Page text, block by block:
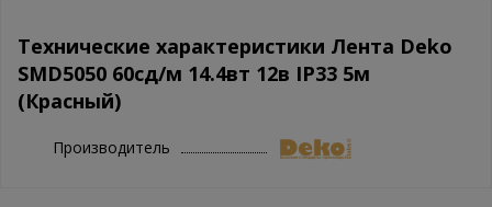
Технические характеристики Лента Deko
SMD5050 60сд/м 14.4вт 12в IP33 5м
(Красный)
Производитель